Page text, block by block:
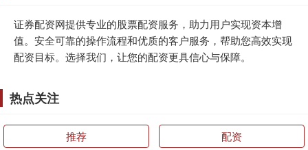
证券配资网提供专业的股票配资服务，助力用户实现资本增
值。安全可靠的操作流程和优质的客户服务，帮助您高效实现
配资目标。选择我们，让您的配资更具信心与保障。
热点关注
推荐 配资